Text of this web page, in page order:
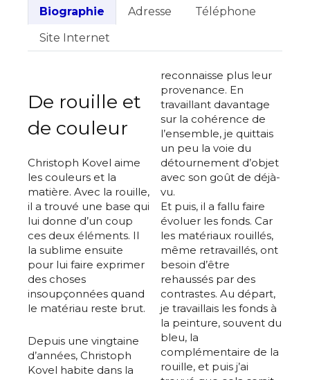
Biographie Adresse
Téléphone
Site Internet
De rouille et
de couleur
Christoph Kovel aime
les couleurs et la
matière. Avec la rouille,
il a trouvé une base qui
lui donne d’un coup
ces deux éléments. Il
la sublime ensuite
pour lui faire exprimer
des choses
insoupçonnées quand
le matériau reste brut.
Depuis une vingtaine
d’années, Christoph
Kovel habite dans la
reconnaisse plus leur
provenance. En
travaillant davantage
sur la cohérence de
l’ensemble, je quittais
un peu la voie du
détournement d’objet
avec son goût de déjà-
vu.
Et puis, il a fallu faire
évoluer les fonds. Car
les matériaux rouillés,
même retravaillés, ont
besoin d’être
rehaussés par des
contrastes. Au départ,
je travaillais les fonds à
la peinture, souvent du
bleu, la
complémentaire de la
rouille, et puis j’ai